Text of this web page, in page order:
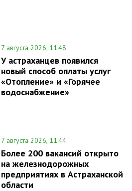
7 августа 2026, 11:48
У астраханцев появился
новый способ оплаты услуг
«Отопление» и «Горячее
водоснабжение»
7 августа 2026, 11:44
Более 200 вакансий открыто
на железнодорожных
предприятиях в Астраханской
области